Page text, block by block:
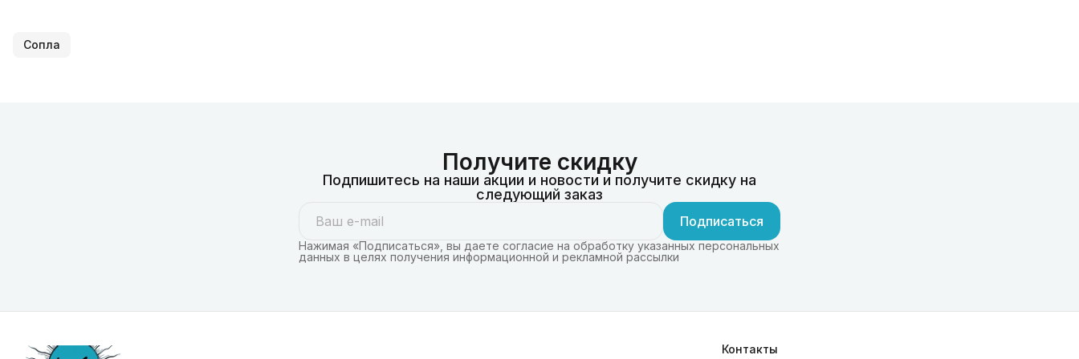
Сопла
Получите скидку
Подпишитесь на наши акции и новости и получите скидку на
следующий заказ
Подписаться
Нажимая «Подписаться», вы даете согласие на обработку указанных персональных
данных в целях получения информационной и рекламной рассылки
Контакты